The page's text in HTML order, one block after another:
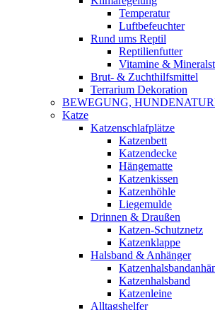
Temperatur
Luftbefeuchter
Rund ums Reptil
Reptilienfutter
Vitamine &
Brut- & Zuchthilfsmittel
Terrarium Dekoration
BEWEGUNG,
Katze
Katzenschlafplätze
Katzenbett
Katzendecke
Hängematte
Katzenkissen
Katzenhöhle
Liegemulde
Drinnen & Draußen
Katzen-Schutznetz
Katzenklappe
Halsband & Anhänger
Katzenhalsband
Katzenleine
Alltagshelfer